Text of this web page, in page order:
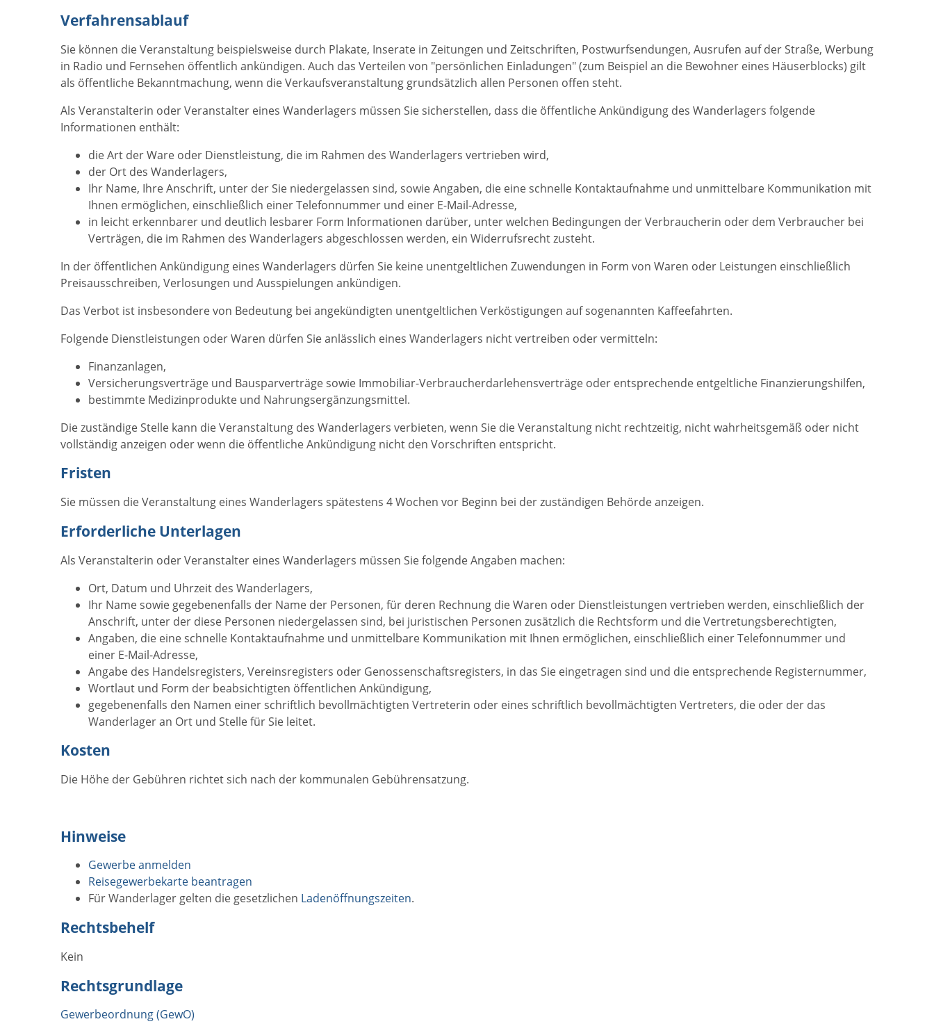
Verfahrensablauf
Sie können die Veranstaltung beispielsweise durch Plakate, Inserate in Zeitungen und Zeitschriften, Postwurfsendungen, Ausrufen auf der Straße, Werbung
in Radio und Fernsehen öffentlich ankündigen. Auch das Verteilen von "persönlichen Einladungen" (zum Beispiel an die Bewohner eines Häuserblocks) gilt
als öffentliche Bekanntmachung, wenn die Verkaufsveranstaltung grundsätzlich allen Personen offen steht.
Als Veranstalterin oder Veranstalter eines Wanderlagers müssen Sie sicherstellen, dass die öffentliche Ankündigung des Wanderlagers folgende
Informationen enthält:
die Art der Ware oder Dienstleistung, die im Rahmen des Wanderlagers vertrieben wird,
der Ort des Wanderlagers,
Ihr Name, Ihre Anschrift, unter der Sie niedergelassen sind, sowie Angaben, die eine schnelle Kontaktaufnahme und unmittelbare Kommunikation mit
Ihnen ermöglichen, einschließlich einer Telefonnummer und einer E-Mail-Adresse,
in leicht erkennbarer und deutlich lesbarer Form Informationen darüber, unter welchen Bedingungen der Verbraucherin oder dem Verbraucher bei
Verträgen, die im Rahmen des Wanderlagers abgeschlossen werden, ein Widerrufsrecht zusteht.
In der öffentlichen Ankündigung eines Wanderlagers dürfen Sie keine unentgeltlichen Zuwendungen in Form von Waren oder Leistungen einschließlich
Preisausschreiben, Verlosungen und Ausspielungen ankündigen.
Das Verbot ist insbesondere von Bedeutung bei angekündigten unentgeltlichen Verköstigungen auf sogenannten Kaffeefahrten.
Folgende Dienstleistungen oder Waren dürfen Sie anlässlich eines Wanderlagers nicht vertreiben oder vermitteln:
Finanzanlagen,
Versicherungsverträge und Bausparverträge sowie Immobiliar-Verbraucherdarlehensverträge oder entsprechende entgeltliche Finanzierungshilfen,
bestimmte Medizinprodukte und Nahrungsergänzungsmittel.
Die zuständige Stelle kann die Veranstaltung des Wanderlagers verbieten, wenn Sie die Veranstaltung nicht rechtzeitig, nicht wahrheitsgemäß oder nicht
vollständig anzeigen oder wenn die öffentliche Ankündigung nicht den Vorschriften entspricht.
Fristen
Sie müssen die Veranstaltung eines Wanderlagers spätestens 4 Wochen vor Beginn bei der zuständigen Behörde anzeigen.
Erforderliche Unterlagen
Als Veranstalterin oder Veranstalter eines Wanderlagers müssen Sie folgende Angaben machen:
Ort, Datum und Uhrzeit des Wanderlagers,
Ihr Name sowie gegebenenfalls der Name der Personen, für deren Rechnung die Waren oder Dienstleistungen vertrieben werden, einschließlich der
Anschrift, unter der diese Personen niedergelassen sind, bei juristischen Personen zusätzlich die Rechtsform und die Vertretungsberechtigten,
Angaben, die eine schnelle Kontaktaufnahme und unmittelbare Kommunikation mit Ihnen ermöglichen, einschließlich einer Telefonnummer und
einer E-Mail-Adresse,
Angabe des Handelsregisters, Vereinsregisters oder Genossenschaftsregisters, in das Sie eingetragen sind und die entsprechende Registernummer,
Wortlaut und Form der beabsichtigten öffentlichen Ankündigung,
gegebenenfalls den Namen einer schriftlich bevollmächtigten Vertreterin oder eines schriftlich bevollmächtigten Vertreters, die oder der das
Wanderlager an Ort und Stelle für Sie leitet.
Kosten
Die Höhe der Gebühren richtet sich nach der kommunalen Gebührensatzung.
Hinweise
Gewerbe anmelden
Reisegewerbekarte beantragen
Für Wanderlager gelten die gesetzlichen Ladenöffnungszeiten.
Rechtsbehelf
Kein
Rechtsgrundlage
Gewerbeordnung (GewO)